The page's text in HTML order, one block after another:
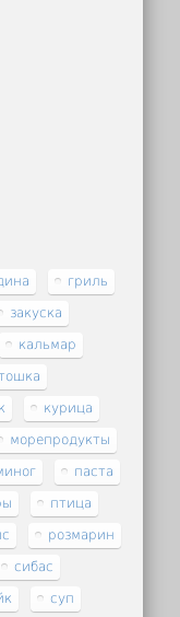
гриль
закуска
кальмар
курица
морепродукты
паста
птица
розмарин
сибас
суп